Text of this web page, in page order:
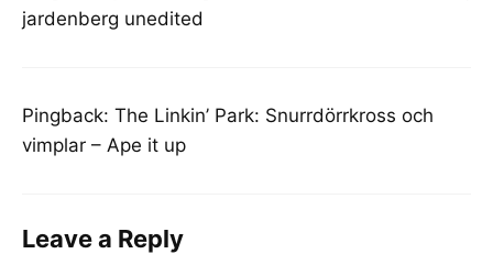
jardenberg unedited
Pingback: The Linkin’ Park: Snurrdörrkross och
vimplar – Ape it up
Leave a Reply